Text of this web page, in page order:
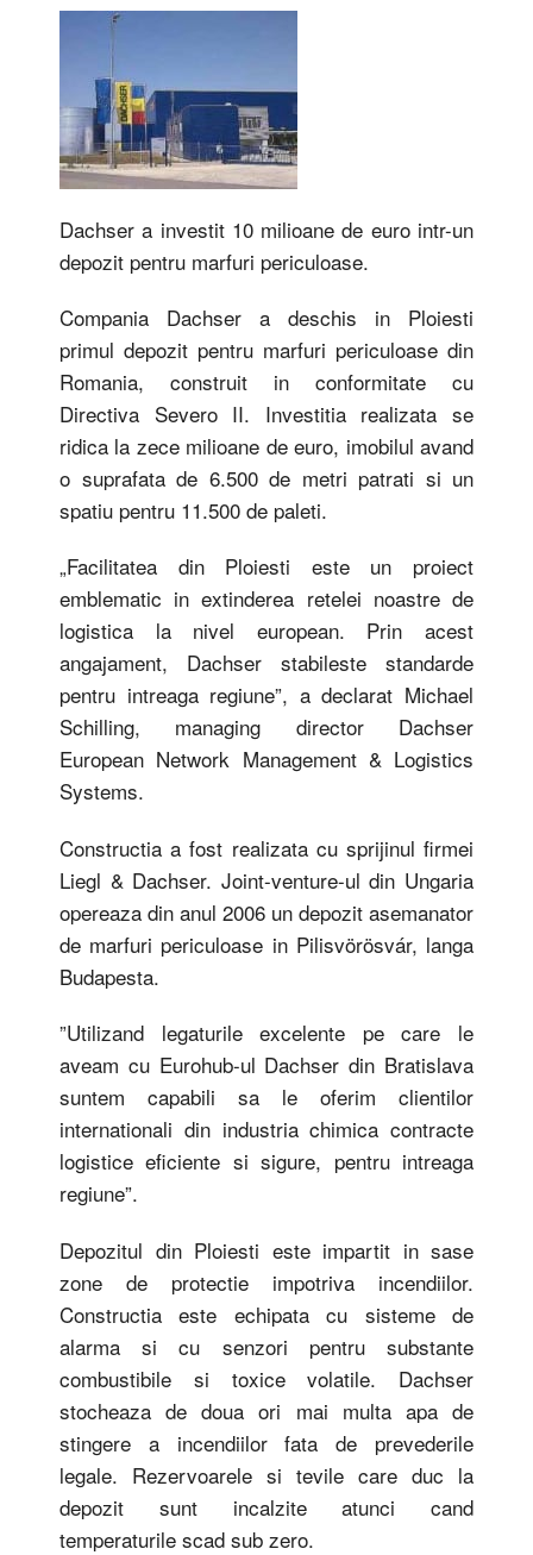
Dachser a investit 10 milioane de euro intr-un
depozit pentru marfuri periculoase.
Compania Dachser a deschis in Ploiesti
primul depozit pentru marfuri periculoase din
Romania, construit in conformitate cu
Directiva Severo II. Investitia realizata se
ridica la zece milioane de euro, imobilul avand
o suprafata de 6.500 de metri patrati si un
spatiu pentru 11.500 de paleti.
„Facilitatea din Ploiesti este un proiect
emblematic in extinderea retelei noastre de
logistica la nivel european. Prin acest
angajament, Dachser stabileste standarde
pentru intreaga regiune”, a declarat Michael
Schilling, managing director Dachser
European Network Management & Logistics
Systems.
Constructia a fost realizata cu sprijinul firmei
Liegl & Dachser. Joint-venture-ul din Ungaria
opereaza din anul 2006 un depozit asemanator
de marfuri periculoase in Pilisvörösvár, langa
Budapesta.
”Utilizand legaturile excelente pe care le
aveam cu Eurohub-ul Dachser din Bratislava
suntem capabili sa le oferim clientilor
internationali din industria chimica contracte
logistice eficiente si sigure, pentru intreaga
regiune”.
Depozitul din Ploiesti este impartit in sase
zone de protectie impotriva incendiilor.
Constructia este echipata cu sisteme de
alarma si cu senzori pentru substante
combustibile si toxice volatile. Dachser
stocheaza de doua ori mai multa apa de
stingere a incendiilor fata de prevederile
legale. Rezervoarele si tevile care duc la
depozit sunt incalzite atunci cand
temperaturile scad sub zero.